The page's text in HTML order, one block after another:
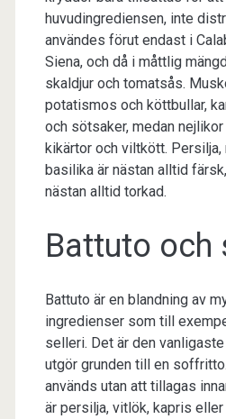
huvudingrediensen, inte
användes förut endast i
Siena, och då i måttlig
skaldjur och tomatsås.
potatismos och köttbullar,
och sötsaker, medan
kikärtor och viltkött. Persilja,
basilika är nästan alltid
nästan alltid torkad.
Battuto
Battuto är en blandning av
ingredienser som till
selleri. Det är den
utgör grunden till en
används utan att tillagas
är persilja, vitlök, kapris